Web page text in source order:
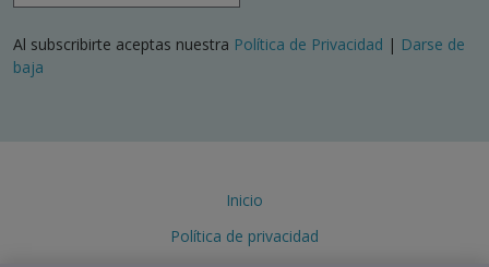
Al subscribirte aceptas nuestra Política de Privacidad | Darse de
baja
Inicio
Política de privacidad